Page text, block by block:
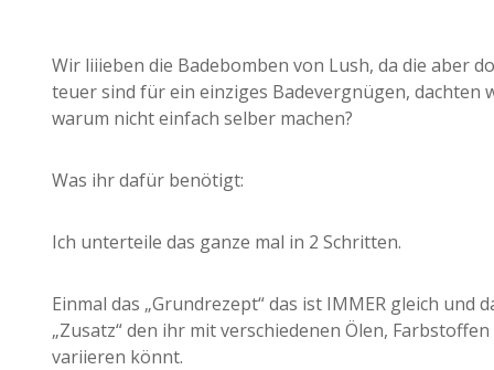
Wir liiieben die Badebomben von Lush, da die aber
teuer sind für ein einziges Badevergnügen, dachten
warum nicht einfach selber machen?
Was ihr dafür benötigt:
Ich unterteile das ganze mal in 2 Schritten.
Einmal das „Grundrezept“ das ist IMMER gleich und
„Zusatz“ den ihr mit verschiedenen Ölen,
variieren könnt.